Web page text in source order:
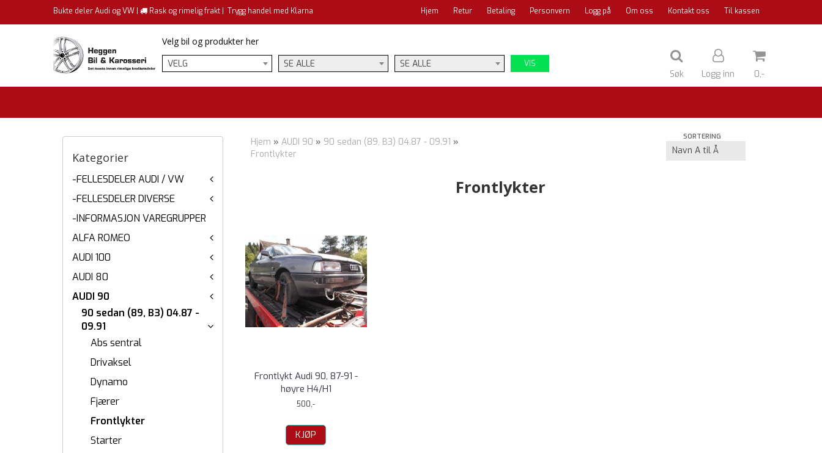
Bukte deler Audi og VW | Rask og rimelig frakt | Trygg handel med Klarna Hjem Retur Betaling Personvern Logg på Om oss Kontakt oss Til kassen
Velg bil og produkter her
VELG
SE ALLE SE ALLE VIS
Søk Logg inn 0,-
Kategorier
-FELLESDELER AUDI / VW
-FELLESDELER DIVERSE
-INFORMASJON VAREGRUPPER
ALFA ROMEO
AUDI 100
AUDI 80
AUDI 90
90 sedan (89, B3) 04.87 -
09.91
Abs sentral
Drivaksel
Dynamo
Fjærer
Frontlykter
Starter
Hjem » AUDI 90 » 90 sedan (89, B3) 04.87 - 09.91 »
Frontlykter
SORTERING
Frontlykter
Frontlykt Audi 90, 87-91 -
høyre H4/H1
500,-
KJØP